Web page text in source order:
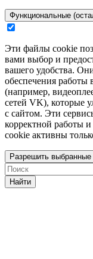
Функциональные
Эти файлы cookie
вами выбор и
вашего удобства.
обеспечения работы
(например,
сетей VK), которые
с сайтом. Эти
корректной работы
cookie активны
Разрешить выбранные
Найти